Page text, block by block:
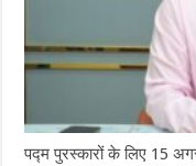
पद्म पुरस्कारों के लिए 15